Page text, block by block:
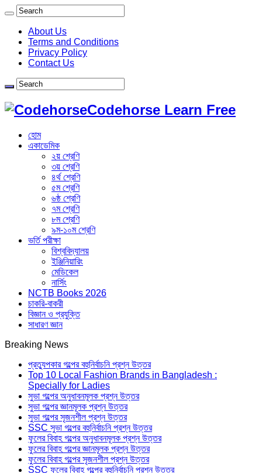
About Us
Terms and Conditions
Privacy Policy
Contact Us
Codehorse Learn Free
হোম
একাডেমিক
২য় শ্রেণি
৩য় শ্রেণি
৪র্থ শ্রেণি
৫ম শ্রেণি
৬ষ্ঠ শ্রেণি
৭ম শ্রেণি
৮ম শ্রেণি
৯ম-১০ম শ্রেণি
ভর্তি পরীক্ষা
বিশ্ববিদ্যালয়
ইঞ্জিনিয়ারিং
মেডিকেল
নার্সিং
NCTB Books 2026
চাকরি-বাকরী
বিজ্ঞান ও প্রযুক্তি
সাধারণ জ্ঞান
Breaking News
প্রত্যুপকার গল্পের বহুনির্বাচনি প্রশ্ন উত্তর
Top 10 Local Fashion Brands in Bangladesh :
Specially for Ladies
সুভা গল্পের অনুধাবনমূলক প্রশ্ন উত্তর
সুভা গল্পের জ্ঞানমূলক প্রশ্ন উত্তর
সুভা গল্পের সৃজনশীল প্রশ্ন উত্তর
SSC সুভা গল্পের বহুনির্বাচনি প্রশ্ন উত্তর
ফুলের বিবাহ গল্পের অনুধাবনমূলক প্রশ্ন উত্তর
ফুলের বিবাহ গল্পের জ্ঞানমূলক প্রশ্ন উত্তর
ফুলের বিবাহ গল্পের সৃজনশীল প্রশ্ন উত্তর
SSC ফুলের বিবাহ গল্পের বহুনির্বাচনি প্রশ্ন উত্তর